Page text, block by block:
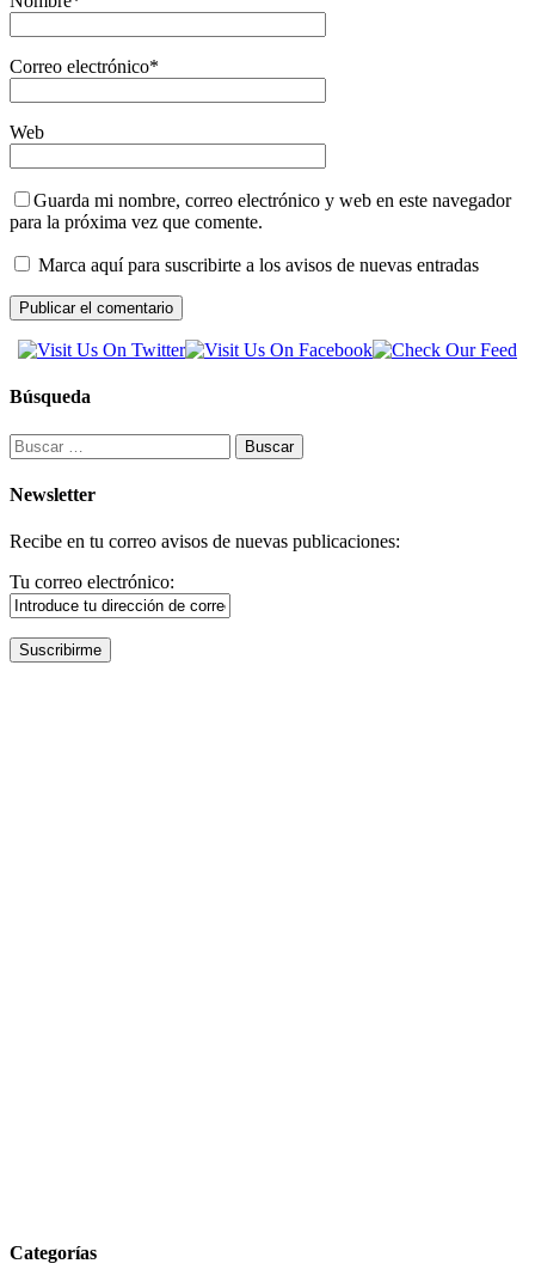
Correo electrónico*
Web
Guarda mi nombre, correo electrónico y web en este navegador
para la próxima vez que comente.
Marca aquí para suscribirte a los avisos de nuevas entradas
Búsqueda
Buscar:
Newsletter
Recibe en tu correo avisos de nuevas publicaciones:
Tu correo electrónico:
Categorías